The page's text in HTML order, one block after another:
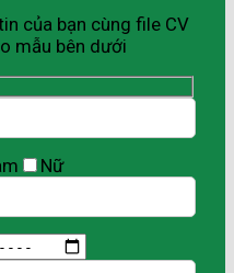
của bạn cùng file CV
mẫu bên dưới
Nữ